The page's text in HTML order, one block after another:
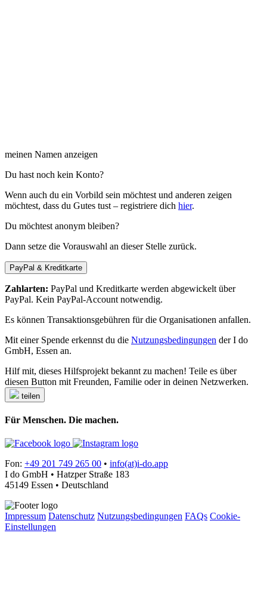
meinen Namen anzeigen
Du hast noch kein Konto?
Wenn auch du ein Vorbild sein möchtest und anderen zeigen
möchtest, dass du Gutes tust – registriere dich hier.
Du möchtest anonym bleiben?
Dann setze die Vorauswahl an dieser Stelle zurück.
PayPal & Kreditkarte
Zahlarten: PayPal und Kreditkarte werden abgewickelt über
PayPal. Kein PayPal-Account notwendig.
Es können Transaktionsgebühren für die Organisationen anfallen.
Mit einer Spende erkennst du die Nutzungsbedingungen der I do
GmbH, Essen an.
Hilf mit, dieses Hilfsprojekt bekannt zu machen! Teile es über
diesen Button mit Freunden, Familie oder in deinen Netzwerken.
teilen
Für Menschen. Die machen.
Fon: +49 201 749 265 00 • info(at)i-do.app
I do GmbH • Hatzper Straße 183
45149 Essen • Deutschland
Impressum Datenschutz Nutzungsbedingungen FAQs Cookie-
Einstellungen